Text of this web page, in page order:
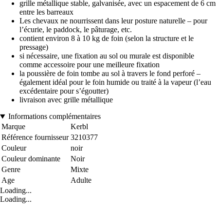
grille métallique stable, galvanisée, avec un espacement de 6 cm
entre les barreaux
Les chevaux ne nourrissent dans leur posture naturelle – pour
l’écurie, le paddock, le pâturage, etc.
contient environ 8 à 10 kg de foin (selon la structure et le
pressage)
si nécessaire, une fixation au sol ou murale est disponible
comme accessoire pour une meilleure fixation
la poussière de foin tombe au sol à travers le fond perforé –
également idéal pour le foin humide ou traité à la vapeur (l’eau
excédentaire pour s’égoutter)
livraison avec grille métallique
Informations complémentaires
Marque
Kerbl
Référence fournisseur 3210377
Couleur
noir
Couleur dominante
Noir
Genre
Mixte
Age
Adulte
Loading...
Loading...